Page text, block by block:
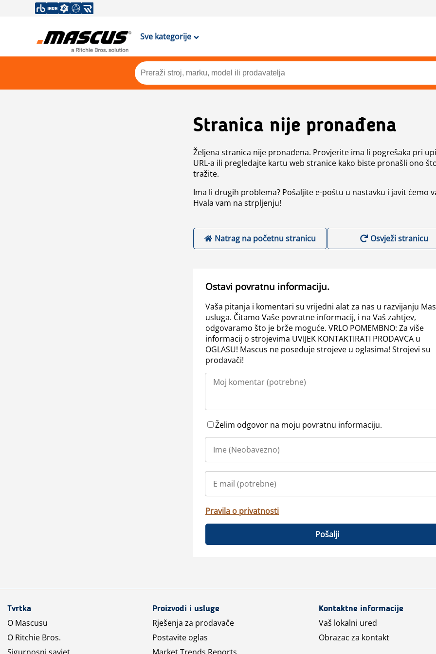
Sve kategorije
Stranica nije pronađena
Željena stranica nije pronađena. Provjerite ima li pogrešaka pri
URL-a ili pregledajte kartu web stranice kako biste pronašli ono
tražite.
Ima li drugih problema? Pošaljite e-poštu u nastavku i javit ćemo
Hvala vam na strpljenju!
Natrag na početnu stranicu Osvježi stranicu
Ostavi povratnu informaciju.
Vaša pitanja i komentari su vrijedni alat za nas u razvijanju
usluga. Čitamo Vaše povratne informacij, i na Vaš zahtjev,
odgovaramo što je brže moguće. VRLO POMEMBNO: Za više
informacij o strojevima UVIJEK KONTAKTIRATI PRODAVCA u
OGLASU! Mascus ne poseduje strojeve u oglasima! Strojevi su
prodavači!
Želim odgovor na moju povratnu informaciju.
Pravila o privatnosti
Pošalji
Tvrtka
O Mascusu
O Ritchie Bros.
Proizvodi i usluge
Rješenja za prodavače
Postavite oglas
Kontaktne informacije
Vaš lokalni ured
Obrazac za kontakt